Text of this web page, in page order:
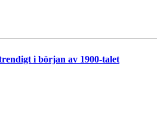
i början av 1900-talet